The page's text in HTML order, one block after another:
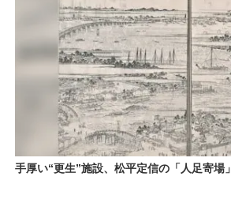
手厚い“更生”施設、松平定信の「人足寄場」